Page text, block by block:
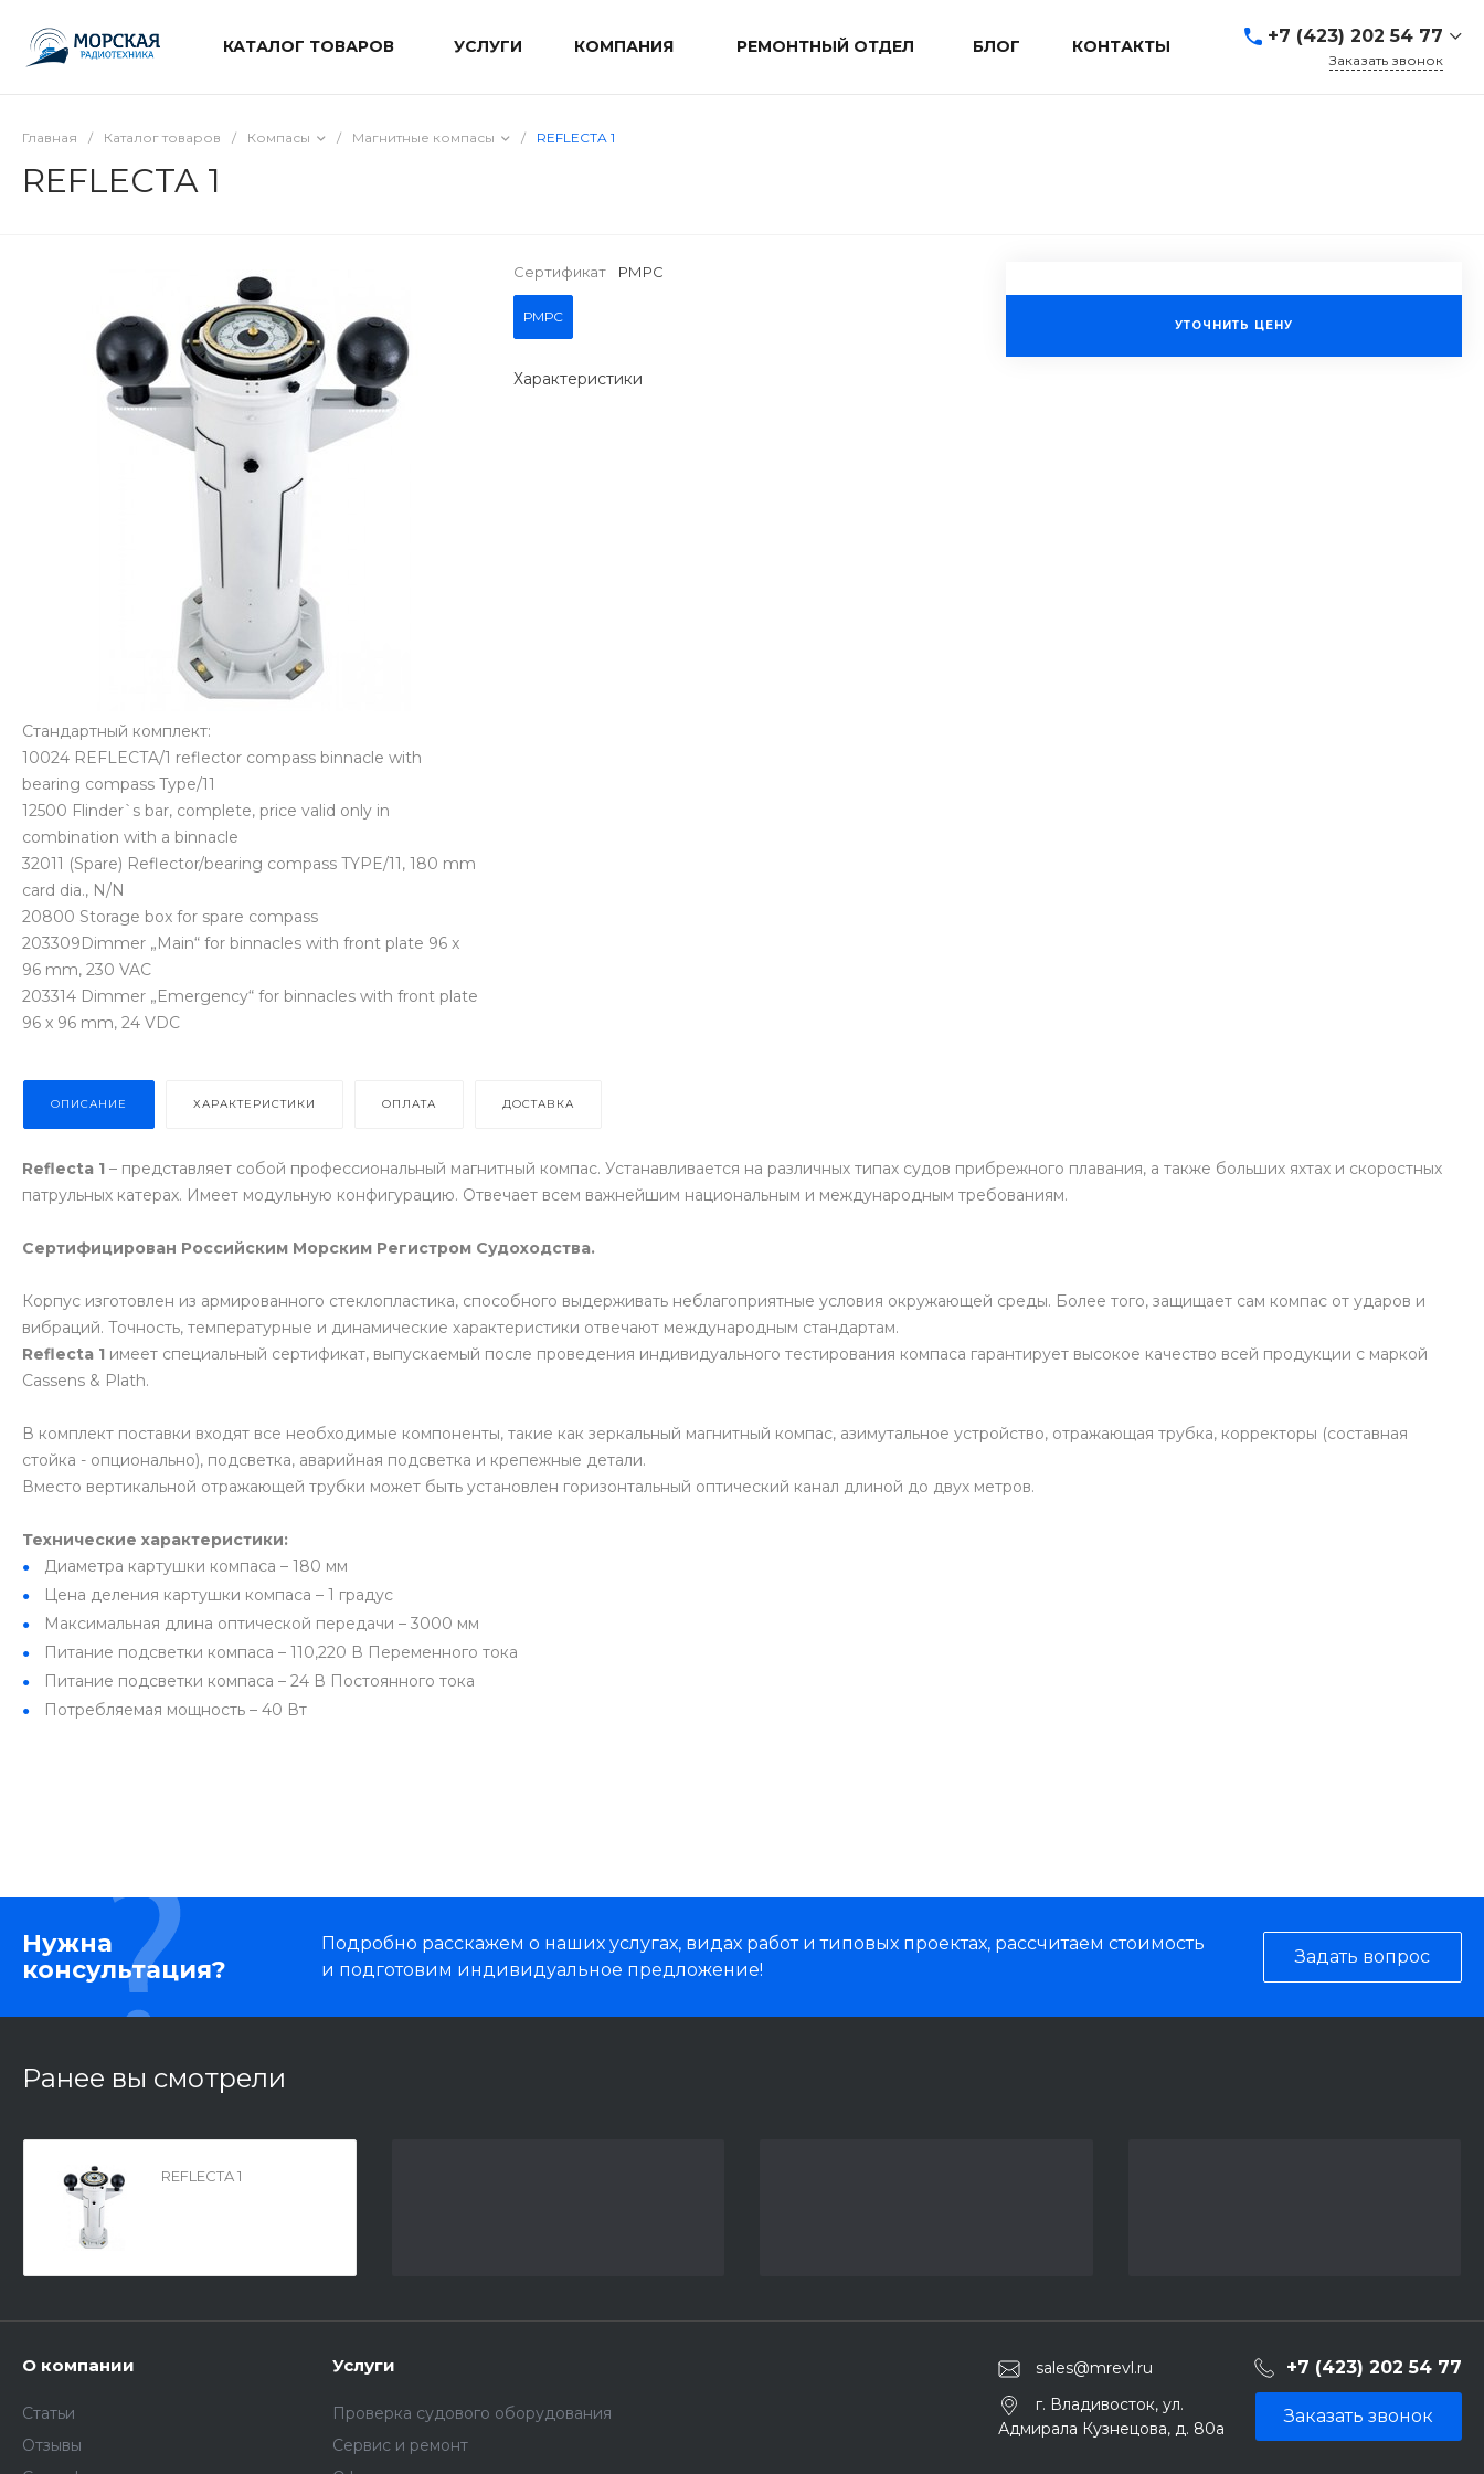
КАТАЛОГ ТОВАРОВ УСЛУГИ КОМПАНИЯ РЕМОНТНЫЙ ОТДЕЛ БЛОГ КОНТАКТЫ +7 (423) 202 54 77
Заказать звонок
Главная / Каталог товаров / Компасы / Магнитные компасы / REFLECTA 1
REFLECTA 1
Стандартный комплект:
10024 REFLECTA/1 reflector compass binnacle with
bearing compass Type/11
12500 Flinder`s bar, complete, price valid only in
combination with a binnacle
32011 (Spare) Reflector/bearing compass TYPE/11, 180 mm
card dia., N/N
20800 Storage box for spare compass
203309Dimmer „Main“ for binnacles with front plate 96 x
96 mm, 230 VAC
203314 Dimmer „Emergency“ for binnacles with front plate
96 x 96 mm, 24 VDC
Сертификат РМРС
РМРС
Характеристики
УТОЧНИТЬ ЦЕНУ
ОПИСАНИЕ ХАРАКТЕРИСТИКИ ОПЛАТА ДОСТАВКА
Reflecta 1 – представляет собой профессиональный магнитный компас. Устанавливается на различных типах судов прибрежного плавания, а также больших яхтах и скоростных
патрульных катерах. Имеет модульную конфигурацию. Отвечает всем важнейшим национальным и международным требованиям.
Сертифицирован Российским Морским Регистром Судоходства.
Корпус изготовлен из армированного стеклопластика, способного выдерживать неблагоприятные условия окружающей среды. Более того, защищает сам компас от ударов и
вибраций. Точность, температурные и динамические характеристики отвечают международным стандартам.
Reflecta 1 имеет специальный сертификат, выпускаемый после проведения индивидуального тестирования компаса гарантирует высокое качество всей продукции с маркой
Cassens & Plath.
В комплект поставки входят все необходимые компоненты, такие как зеркальный магнитный компас, азимутальное устройство, отражающая трубка, корректоры (составная
стойка - опционально), подсветка, аварийная подсветка и крепежные детали.
Вместо вертикальной отражающей трубки может быть установлен горизонтальный оптический канал длиной до двух метров.
Технические характеристики:
Диаметра картушки компаса – 180 мм
Цена деления картушки компаса – 1 градус
Максимальная длина оптической передачи – 3000 мм
Питание подсветки компаса – 110,220 В Переменного тока
Питание подсветки компаса – 24 В Постоянного тока
Потребляемая мощность – 40 Вт
Нужна
консультация?
Подробно расскажем о наших услугах, видах работ и типовых проектах, рассчитаем стоимость
и подготовим индивидуальное предложение!
Задать вопрос
Ранее вы смотрели
REFLECTA 1
О компании
Статьи
Отзывы
Услуги
Проверка судового оборудования
Сервис и ремонт
sales@mrevl.ru +7 (423) 202 54 77
г. Владивосток, ул.
Адмирала Кузнецова, д. 80а
Заказать звонок